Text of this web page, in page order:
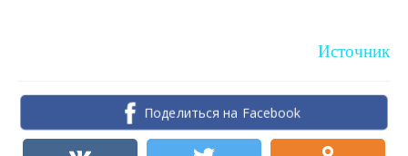
Источник
Поделиться на Facebook